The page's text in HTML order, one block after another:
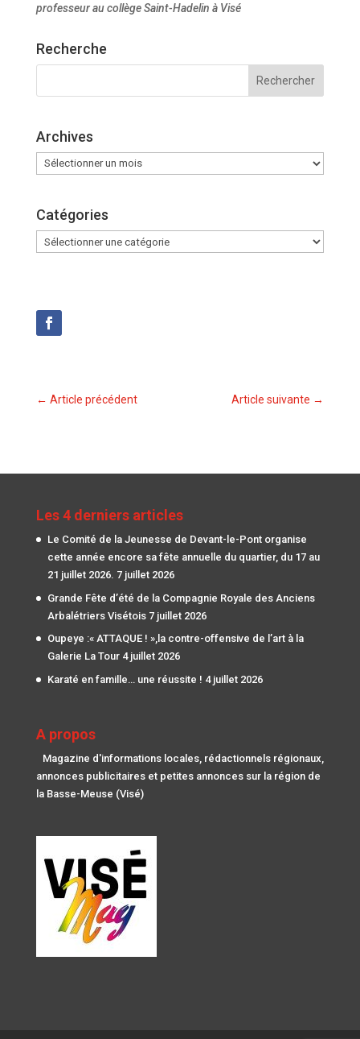
professeur au collège Saint-Hadelin à Visé
Recherche
Archives
Archives
Catégories
Catégories
← Article précédent Article suivante →
Les 4 derniers articles
Le Comité de la Jeunesse de Devant-le-Pont organise
cette année encore sa fête annuelle du quartier, du 17 au
21 juillet 2026. 7 juillet 2026
Grande Fête d’été de la Compagnie Royale des Anciens
Arbalétriers Visétois 7 juillet 2026
Oupeye :« ATTAQUE ! »,la contre-offensive de l’art à la
Galerie La Tour 4 juillet 2026
Karaté en famille… une réussite ! 4 juillet 2026
A propos
Magazine d'informations locales, rédactionnels régionaux,
annonces publicitaires et petites annonces sur la région de
la Basse-Meuse (Visé)